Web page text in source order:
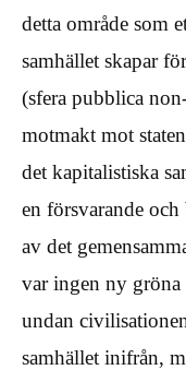
detta område som
samhället skapar
(sfera pubblica
motmakt mot
det kapitalistiska
en försvarande
av det
var ingen ny
undan
samhället inifrån,